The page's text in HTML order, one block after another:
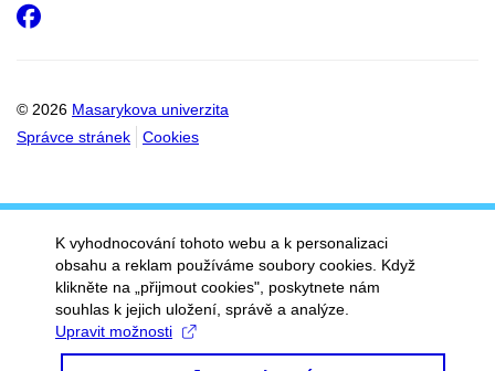
© 2026 Masarykova univerzita
Správce stránek
Cookies
Facebook
K vyhodnocování tohoto webu a k personalizaci
obsahu a reklam používáme soubory cookies. Když
klikněte na „přijmout cookies", poskytnete nám
souhlas k jejich uložení, správě a analýze.
Upravit možnosti